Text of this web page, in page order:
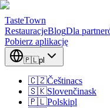
TasteTown
RestauracjeBlogDla
Pobierz aplikację
🇵🇱pl
🇨🇿Češtinacs
🇸🇰Slovenčinask
🇵🇱Polskipl